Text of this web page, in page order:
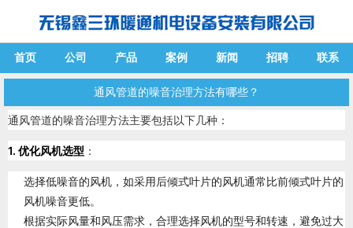
首页 公司 产品 案例 新闻 招聘 联系
通风管道的噪音治理方法有哪些？
通风管道的噪音治理方法主要包括以下几种：
1. 优化风机选型 ：
选择低噪音的风机，如采用后倾式叶片的风机通常比前倾式叶片的
风机噪音更低。
根据实际风量和风压需求，合理选择风机的型号和转速，避免过大